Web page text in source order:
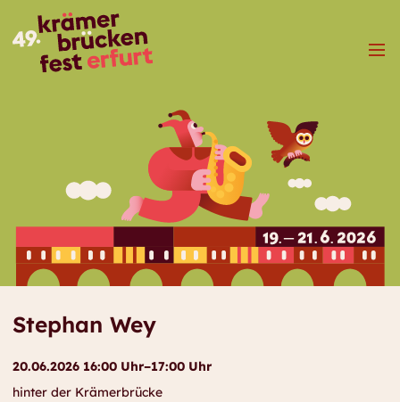
Menü
Stephan Wey
20.06.2026 16:00 Uhr–17:00 Uhr
hinter der Krämerbrücke